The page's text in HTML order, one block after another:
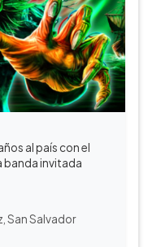
al país con el
banda invitada
San Salvador